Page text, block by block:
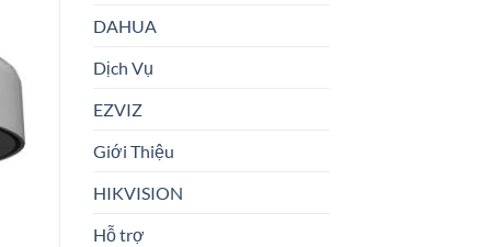
DAHUA
Dịch Vụ
EZVIZ
Giới Thiệu
HIKVISION
Hỗ trợ